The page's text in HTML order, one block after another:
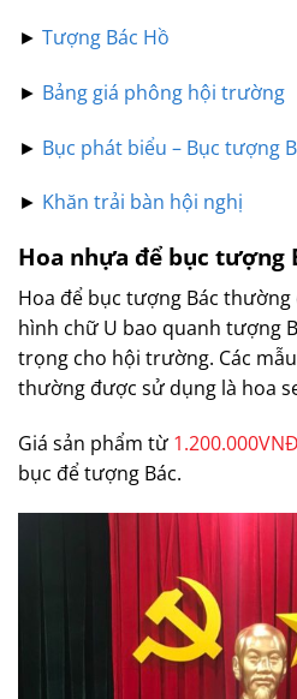
► Tượng Bác Hồ
► Bảng giá phông hội trường
► Bục phát biểu – Bục tượng
► Khăn trải bàn hội nghị
Hoa nhựa để bục tượng
Hoa để bục tượng Bác
hình chữ U bao quanh tượng
trọng cho hội trường. Các
thường được sử dụng là hoa
Giá sản phẩm từ 1.200.000VNĐ
bục để tượng Bác.